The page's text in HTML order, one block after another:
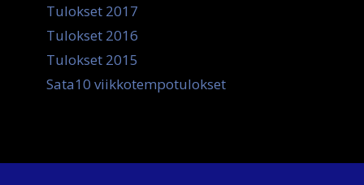
Tulokset 2017
Tulokset 2016
Tulokset 2015
Sata10 viikkotempotulokset